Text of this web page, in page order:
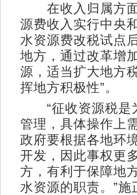
在收入归属方面
源费收入实行中央
水资源费改税试点
地方，通过改革增
源，适当扩大地方
挥地方积极性”。
“征收资源税是
管理，具体操作上
政府要根据各地环
开发，因此事权更
方，有利于保障地
水资源的职责。”施